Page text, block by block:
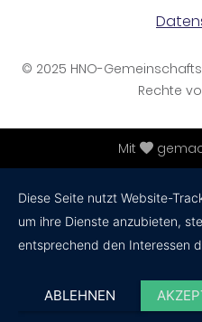
© 2025 HNO-
Rechte
Mit
Diese Seite nutzt Website-
um ihre Dienste anzubieten,
entsprechend den Interessen
ABLEHNEN